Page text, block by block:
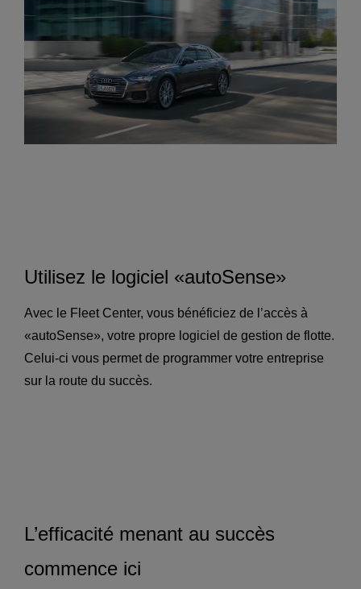
Utilisez le logiciel «autoSense»
Avec le Fleet Center, vous bénéficiez de l’accès à
«autoSense», votre propre logiciel de gestion de flotte.
Celui-ci vous permet de programmer votre entreprise
sur la route du succès.
L’efficacité menant au succès
commence ici